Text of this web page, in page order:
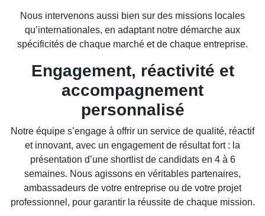
Nous intervenons aussi bien sur des missions locales
qu’internationales, en adaptant notre démarche aux
spécificités de chaque marché et de chaque entreprise.
Engagement, réactivité et
accompagnement
personnalisé
Notre équipe s’engage à offrir un service de qualité, réactif
et innovant, avec un engagement de résultat fort : la
présentation d’une shortlist de candidats en 4 à 6
semaines. Nous agissons en véritables partenaires,
ambassadeurs de votre entreprise ou de votre projet
professionnel, pour garantir la réussite de chaque mission.